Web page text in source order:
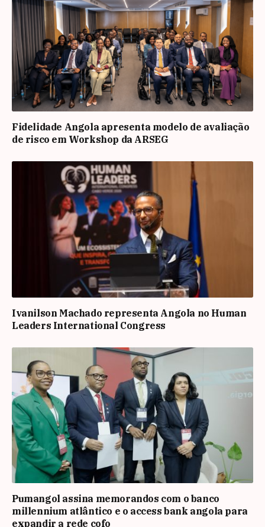
Fidelidade Angola apresenta modelo de avaliação
de risco em Workshop da ARSEG
Ivanilson Machado representa Angola no Human
Leaders International Congress
Pumangol assina memorandos com o banco
millennium atlântico e o access bank angola para
expandir a rede cofo